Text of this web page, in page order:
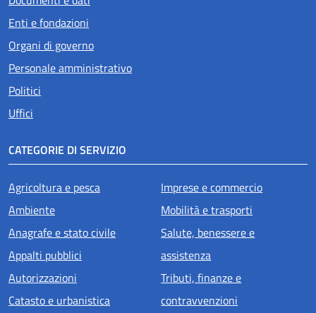
Enti e fondazioni
Organi di governo
Personale amministrativo
Politici
Uffici
CATEGORIE DI SERVIZIO
Agricoltura e pesca
Ambiente
Anagrafe e stato civile
Appalti pubblici
Autorizzazioni
Catasto e urbanistica
Imprese e commercio
Mobilità e trasporti
Salute, benessere e
assistenza
Tributi, finanze e
contravvenzioni